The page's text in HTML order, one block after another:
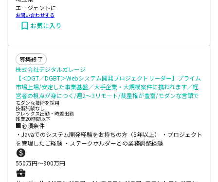
エージェントに
お問い合わせする
お気に入り
募集終了
株式会社デジタルガレージ
【＜DGT／DGBT＞Webシステム開発プロジェクトリーダー】プライム
市場上場/安定した事業基盤／大手企業・大規模案件に携われます／経
営者の視点が身につく/週2～3リモート/裁量権が豊富/モダンな言語で
モダンな技術を採用
技術試験なし
フレックス出勤・時差出勤
残業20時間以下
■必須条件
・Javaでのシステム開発経験をお持ちの方（5年以上） ・プロジェクト
を管理したご経験 ・ステークホルダーとの業務調整経験
550万円〜900万円